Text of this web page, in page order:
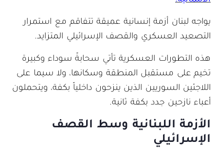
يواجه لبنان أزمة إنسانية عميقة تتفاقم مع استمرار
التصعيد العسكري والقصف الإسرائيلي المتزايد.
هذه التطورات العسكرية تأتي سحابةً سوداء وكبيرة
تخيم على مستقبل المنطقة وسكانها، ولا سيما على
اللاجئين السوريين الذين ينزحون داخلياً بكفة، ويتحملون
أعباء نازحين جدد بكفة ثانية.
الأزمة اللبنانية وسط القصف
الإسرائيلي